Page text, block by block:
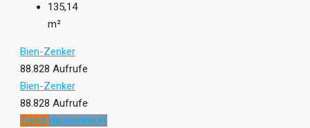
135,14
m²
Bien-Zenker
88.828 Aufrufe
Bien-Zenker
88.828 Aufrufe
Trend Hausentwurf